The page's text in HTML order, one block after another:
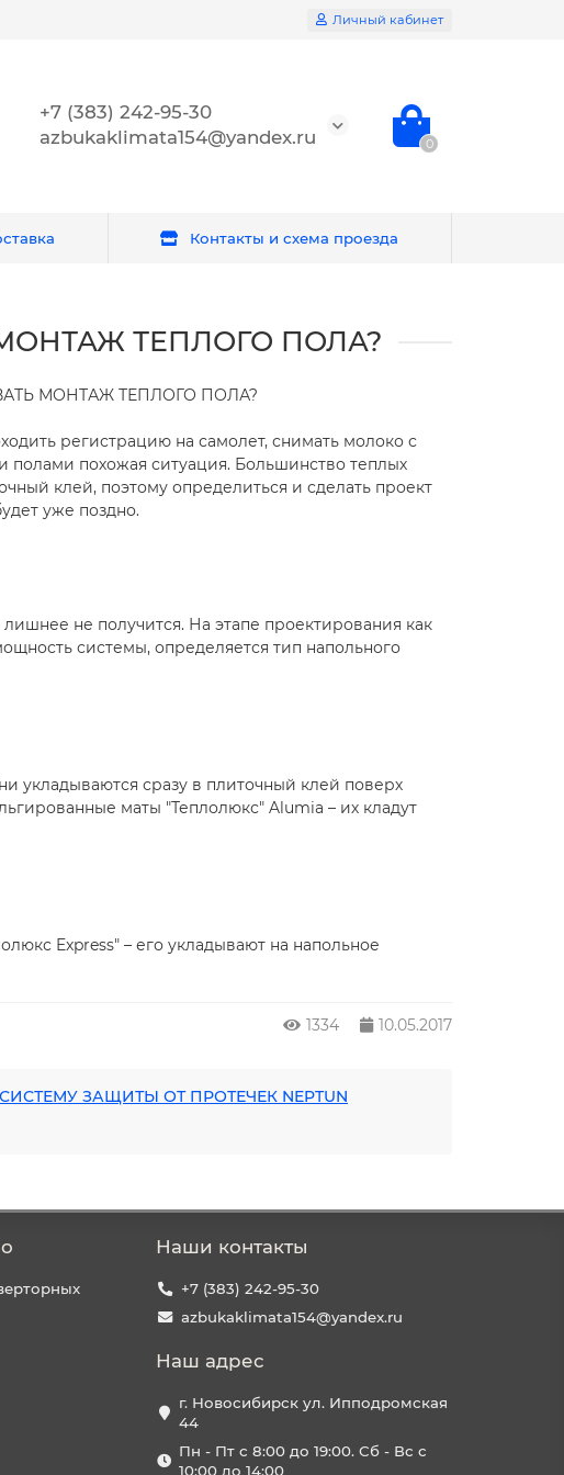
Личный кабинет
+7 (383) 242-95-30
azbukaklimata154@yandex.ru
0
Контакты и схема проезда
ТЕПЛОГО ПОЛА?
МОНТАЖ ТЕПЛОГО ПОЛА?
регистрацию на самолет, снимать молоко с
полами похожая ситуация. Большинство теплых
клей, поэтому определиться и сделать проект
уже поздно.
не получится. На этапе проектирования как
системы, определяется тип напольного
укладываются сразу в плиточный клей поверх
маты "Теплолюкс" Alumia – их кладут
Express" – его укладывают на напольное
1334 10.05.2017
ЗАЩИТЫ ОТ ПРОТЕЧЕК NEPTUN
Наши контакты
+7 (383) 242-95-30
azbukaklimata154@yandex.ru
Наш адрес
г. Новосибирск ул. Ипподромская
44
Пн - Пт с 8:00 до 19:00. Сб - Вс с
10:00 до 14:00